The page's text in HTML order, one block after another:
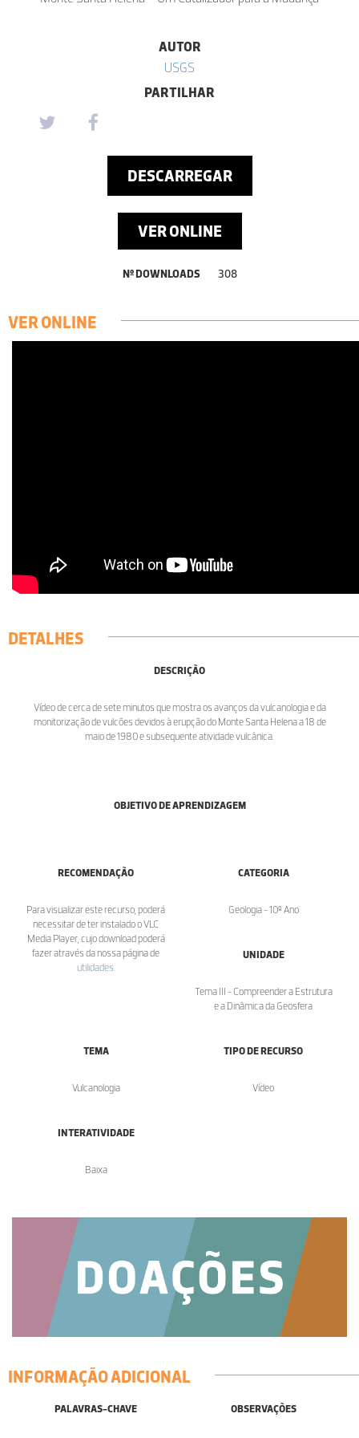
AUTOR
USGS
PARTILHAR
DESCARREGAR
VER ONLINE
Nº DOWNLOADS 308
VER ONLINE
DETALHES
DESCRIÇÃO
Vídeo de cerca de sete minutos que mostra os avanços da vulcanologia e da
monitorização de vulcões devidos à erupção do Monte Santa Helena a 18 de
maio de 1980 e subsequente atividade vulcânica.
OBJETIVO DE APRENDIZAGEM
RECOMENDAÇÃO
Para visualizar este recurso, poderá
necessitar de ter instalado o VLC
Media Player, cujo download poderá
fazer através da nossa página de
utilidades.
CATEGORIA
Geologia - 10º Ano
UNIDADE
Tema III - Compreender a Estrutura
e a Dinâmica da Geosfera
TEMA
Vulcanologia
TIPO DE RECURSO
Vídeo
INTERATIVIDADE
Baixa
INFORMAÇÃO ADICIONAL
PALAVRAS-CHAVE OBSERVAÇÕES